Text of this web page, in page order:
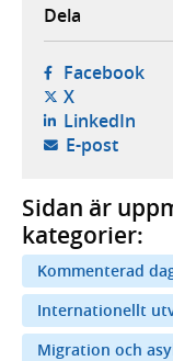
Dela
Facebook-
X- öppnas i
LinkedIn-
E-post-
Sidan är
kategorier:
Kommenterad
Internationellt
Migration och